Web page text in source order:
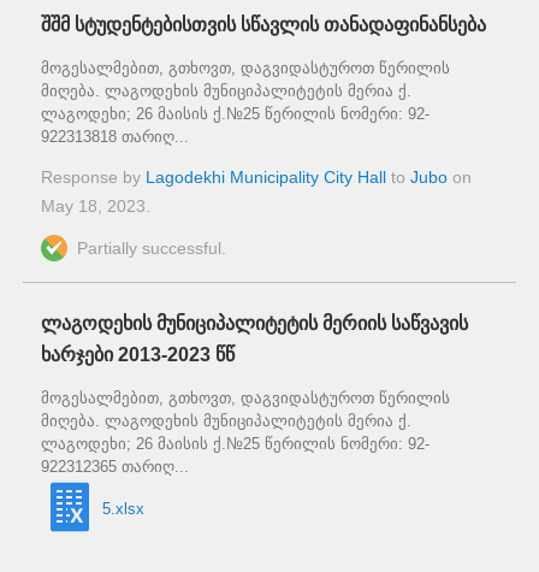
შშმ სტუდენტებისთვის სწავლის თანადაფინანსება
მოგესალმებით, გთხოვთ, დაგვიდასტუროთ წერილის
მიღება. ლაგოდეხის მუნიციპალიტეტის მერია ქ.
ლაგოდეხი; 26 მაისის ქ.№25 წერილის ნომერი: 92-
922313818 თარიღ...
Response by Lagodekhi Municipality City Hall to Jubo on
May 18, 2023.
Partially successful.
ლაგოდეხის მუნიციპალიტეტის მერიის საწვავის
ხარჯები 2013-2023 წწ
მოგესალმებით, გთხოვთ, დაგვიდასტუროთ წერილის
მიღება. ლაგოდეხის მუნიციპალიტეტის მერია ქ.
ლაგოდეხი; 26 მაისის ქ.№25 წერილის ნომერი: 92-
922312365 თარიღ...
5.xlsx